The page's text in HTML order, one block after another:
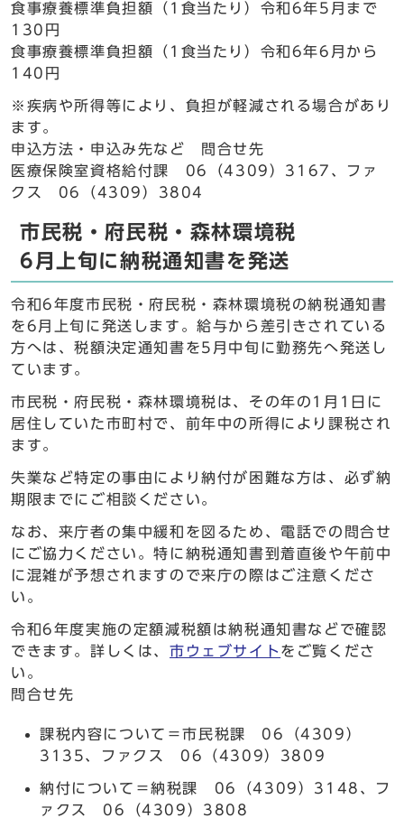
食事療養標準負担額（1食当たり）令和6年5月まで
130円
食事療養標準負担額（1食当たり）令和6年6月から
140円
※疾病や所得等により、負担が軽減される場合があり
ます。
申込方法・申込み先など 問合せ先
医療保険室資格給付課 06（4309）3167、ファ
クス 06（4309）3804
市民税・府民税・森林環境税
6月上旬に納税通知書を発送
令和6年度市民税・府民税・森林環境税の納税通知書
を6月上旬に発送します。給与から差引きされている
方へは、税額決定通知書を5月中旬に勤務先へ発送し
ています。
市民税・府民税・森林環境税は、その年の1月1日に
居住していた市町村で、前年中の所得により課税され
ます。
失業など特定の事由により納付が困難な方は、必ず納
期限までにご相談ください。
なお、来庁者の集中緩和を図るため、電話での問合せ
にご協力ください。特に納税通知書到着直後や午前中
に混雑が予想されますので来庁の際はご注意くださ
い。
令和6年度実施の定額減税額は納税通知書などで確認
できます。詳しくは、 市ウェブサイト をご覧くださ
い。
問合せ先
課税内容について＝市民税課 06（4309）
3135、ファクス 06（4309）3809
納付について＝納税課 06（4309）3148、フ
ァクス 06（4309）3808